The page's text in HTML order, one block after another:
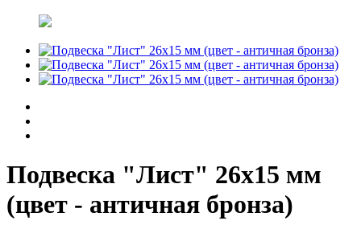
Подвеска "Лист" 26х15 мм
(цвет - античная бронза)